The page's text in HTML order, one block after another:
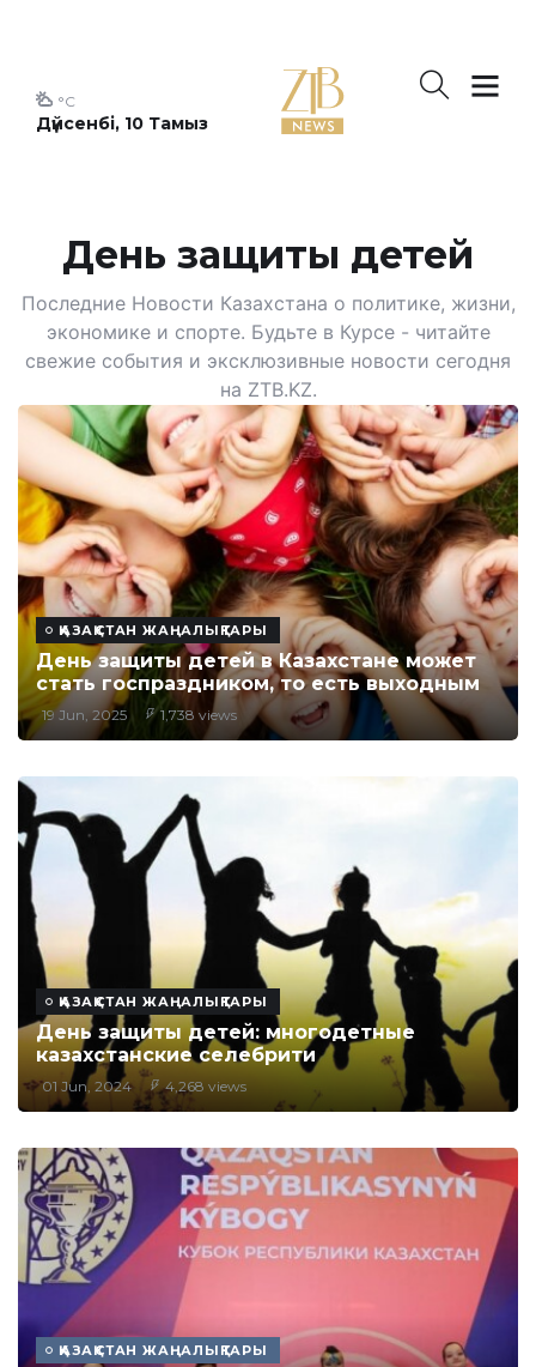
Дүйсенбі, 10 Тамыз
°C
День защиты детей
Последние Новости Казахстана о политике, жизни,
экономике и спорте. Будьте в Курсе - читайте
свежие события и эксклюзивные новости сегодня
на ZTB.KZ.
ҚАЗАҚСТАН ЖАҢАЛЫҚТАРЫ
День защиты детей в Казахстане может
стать госпраздником, то есть выходным
19 Jun, 2025 1,738 views
ҚАЗАҚСТАН ЖАҢАЛЫҚТАРЫ
День защиты детей: многодетные
казахстанские селебрити
01 Jun, 2024 4,268 views
ҚАЗАҚСТАН ЖАҢАЛЫҚТАРЫ